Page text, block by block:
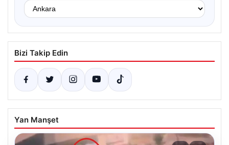
Bizi Takip Edin
Yan Manşet